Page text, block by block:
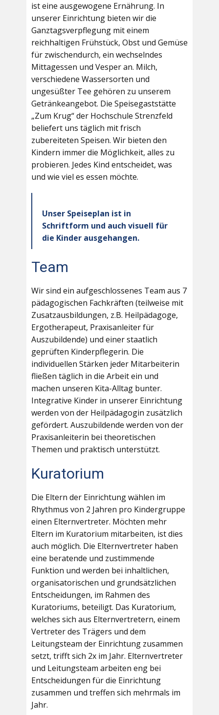
ist eine ausgewogene Ernährung. In
unserer Einrichtung bieten wir die
Ganztagsverpflegung mit einem
reichhaltigen Frühstück, Obst und Gemüse
für zwischendurch, ein wechselndes
Mittagessen und Vesper an. Milch,
verschiedene Wassersorten und
ungesüßter Tee gehören zu unserem
Getränkeangebot. Die Speisegaststätte
„Zum Krug“ der Hochschule Strenzfeld
beliefert uns täglich mit frisch
zubereiteten Speisen. Wir bieten den
Kindern immer die Möglichkeit, alles zu
probieren. Jedes Kind entscheidet, was
und wie viel es essen möchte.
Unser Speiseplan ist in
Schriftform und auch visuell für
die Kinder ausgehangen.
Team
Wir sind ein aufgeschlossenes Team aus 7
pädagogischen Fachkräften (teilweise mit
Zusatzausbildungen, z.B. Heilpädagoge,
Ergotherapeut, Praxisanleiter für
Auszubildende) und einer staatlich
geprüften Kinderpflegerin. Die
individuellen Stärken jeder Mitarbeiterin
fließen täglich in die Arbeit ein und
machen unseren Kita-Alltag bunter.
Integrative Kinder in unserer Einrichtung
werden von der Heilpädagogin zusätzlich
gefördert. Auszubildende werden von der
Praxisanleiterin bei theoretischen
Themen und praktisch unterstützt.
Kuratorium
Die Eltern der Einrichtung wählen im
Rhythmus von 2 Jahren pro Kindergruppe
einen Elternvertreter. Möchten mehr
Eltern im Kuratorium mitarbeiten, ist dies
auch möglich. Die Elternvertreter haben
eine beratende und zustimmende
Funktion und werden bei inhaltlichen,
organisatorischen und grundsätzlichen
Entscheidungen, im Rahmen des
Kuratoriums, beteiligt. Das Kuratorium,
welches sich aus Elternvertretern, einem
Vertreter des Trägers und dem
Leitungsteam der Einrichtung zusammen
setzt, trifft sich 2x im Jahr. Elternvertreter
und Leitungsteam arbeiten eng bei
Entscheidungen für die Einrichtung
zusammen und treffen sich mehrmals im
Jahr.